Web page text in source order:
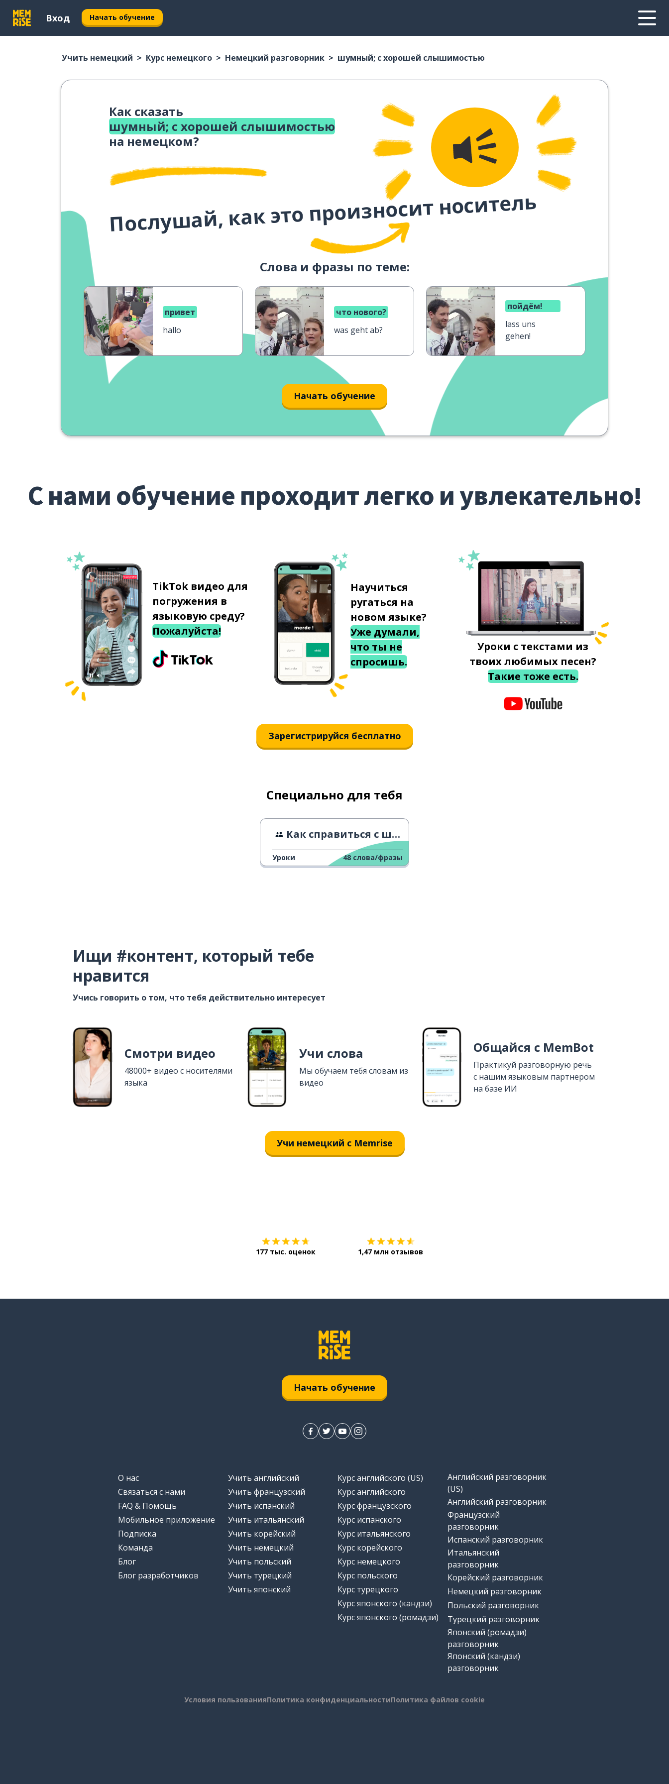
Вход Начать обучение
Учить немецкий Курс немецкого Немецкий разговорник шумный; с хорошей слышимостью
Как сказать
шумный; с хорошей слышимостью
на немецком?
Послушай, как это произносит носитель
Слова и фразы по теме:
привет
hallo
что нового?
was geht ab?
пойдём!
lass uns
gehen!
Начать обучение
С нами обучение проходит легко и увлекательно!
TikTok видео для
погружения в
языковую среду?
Пожалуйста!
Научиться
ругаться на
новом языке?
Уже думали,
что ты не
спросишь.
Уроки с текстами из
твоих любимых песен?
Такие тоже есть.
Зарегистрируйся бесплатно
Специально для тебя
Как справиться с шумными соседями
Уроки 48 слова/фразы
Ищи #контент, который тебе
нравится
Учись говорить о том, что тебя действительно интересует
Смотри видео
48000+ видео с носителями
языка
Учи слова
Мы обучаем тебя словам из
видео
Общайся с MemBot
Практикуй разговорную речь
с нашим языковым партнером
на базе ИИ
Учи немецкий с Memrise
177 тыс. оценок 1,47 млн отзывов
Начать обучение
О нас
Связаться с нами
FAQ & Помощь
Мобильное приложение
Подписка
Команда
Блог
Блог разработчиков
Учить английский
Учить французский
Учить испанский
Учить итальянский
Учить корейский
Учить немецкий
Учить польский
Учить турецкий
Учить японский
Курс английского (US)
Курс английского
Курс французского
Курс испанского
Курс итальянского
Курс корейского
Курс немецкого
Курс польского
Курс турецкого
Курс японского (кандзи)
Курс японского (ромадзи)
Английский разговорник
(US)
Английский разговорник
Французский
разговорник
Испанский разговорник
Итальянский
разговорник
Корейский разговорник
Немецкий разговорник
Польский разговорник
Турецкий разговорник
Японский (ромадзи)
разговорник
Японский (кандзи)
разговорник
Условия пользованияПолитика конфиденциальностиПолитика файлов cookie